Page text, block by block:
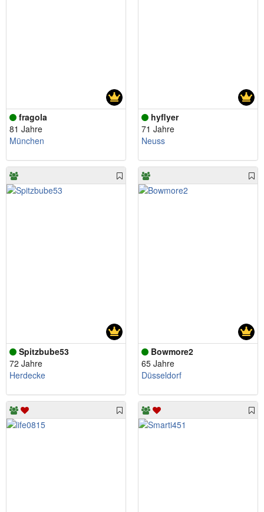
fragola
81 Jahre
München
hyflyer
71 Jahre
Neuss
Spitzbube53
72 Jahre
Herdecke
Bowmore2
65 Jahre
Düsseldorf